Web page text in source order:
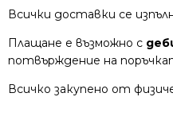
Всички доставки се
Плащане е възможно с
потвърждение на
Всичко закупено от